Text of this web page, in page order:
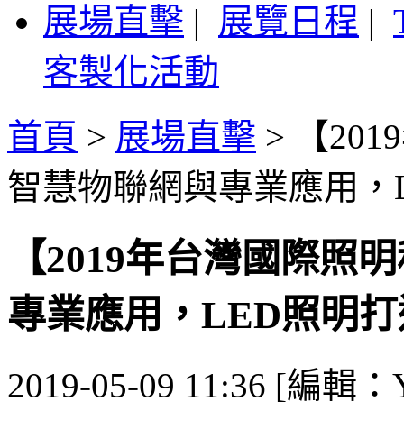
展場直擊 | 展覽日程 |
客製化活動
首頁 > 展場直擊 >
【
智慧物聯網與專業應用
【2019年台灣國際照
專業應用，LED照明
2019-05-09 11:36 [編輯